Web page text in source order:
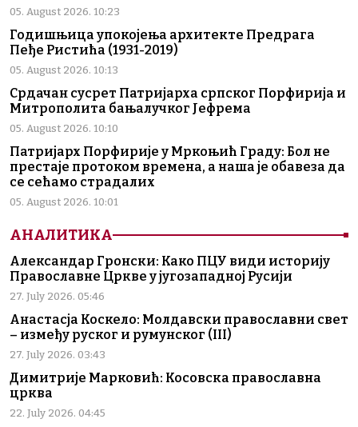
05. August 2026. 10:23
Годишњица упокојења архитекте Предрага
Пеђе Ристића (1931-2019)
05. August 2026. 10:13
Срдачан сусрет Патријарха српског Порфирија и
Митрополита бањалучког Јефрема
05. August 2026. 10:10
Патријарх Порфирије у Мркоњић Граду: Бол не
престаје протоком времена, а наша је обавеза да
се сећамо страдалих
05. August 2026. 10:01
АНАЛИТИКА
Александар Гронски: Како ПЦУ види историју
Православне Цркве у југозападној Русији
27. July 2026. 05:46
Анастасја Коскело: Молдавски православни свет
– између руског и румунског (III)
27. July 2026. 03:43
Димитрије Марковић: Косовска православна
црква
22. July 2026. 04:45